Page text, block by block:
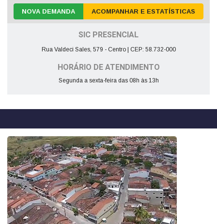
NOVA DEMANDA ACOMPANHAR E ESTATÍSTICAS
SIC PRESENCIAL
Rua Valdeci Sales, 579 - Centro | CEP: 58.732-000
HORÁRIO DE ATENDIMENTO
Segunda a sexta-feira das 08h às 13h